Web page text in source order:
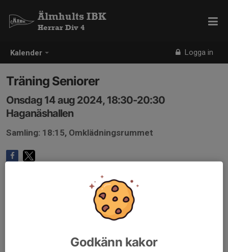
Kalender Logga in
Älmhults IBK
Herrar Div 4
Träning Seniorer
Onsdag 14 aug 2024, 18:30-20:30
Haganäshallen
Samling: 18:15, Omklädningsrummet
Godkänn kakor